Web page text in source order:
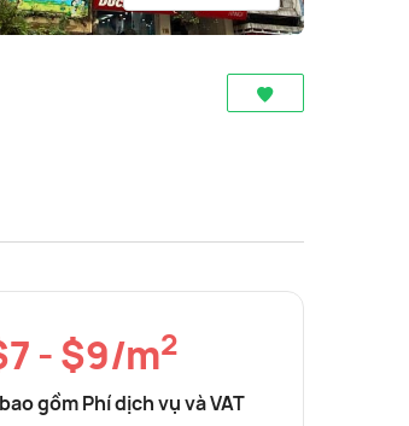
- $9/m2
gồm Phí dịch vụ và VAT